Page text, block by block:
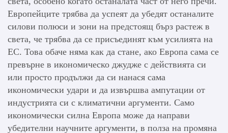
Европейците трябва да успеят да убедят останалите
силови полюси и зони на предстоящ бърз растеж в
света, че трябва да се присъединят към усилията на
ЕС. Това обаче няма как да стане, ако Европа сама се
превърне в икономическо джудже с действията си
или просто продължи да си нанася сама
икономически удари и да извършва ампутации от
индустрията си с климатични аргументи. Само
икономически силна Европа може да направи
убедителни научните аргументи, в полза на промяна